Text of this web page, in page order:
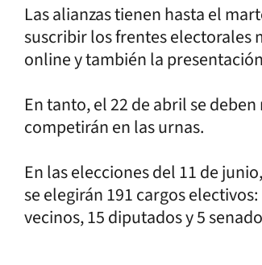
Las alianzas tienen hasta el
suscribir los frentes electorales
online y también la
En tanto, el 22 de abril se
competirán en las urnas.
En las elecciones del 11 de
se elegirán 191 cargos
vecinos, 15 diputados y 5